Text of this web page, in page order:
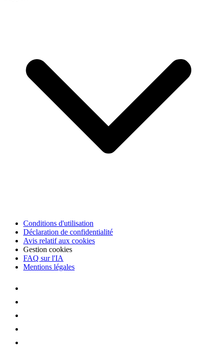
Conditions d'utilisation
Déclaration de confidentialité
Avis relatif aux cookies
Gestion cookies
FAQ sur l'IA
Mentions légales